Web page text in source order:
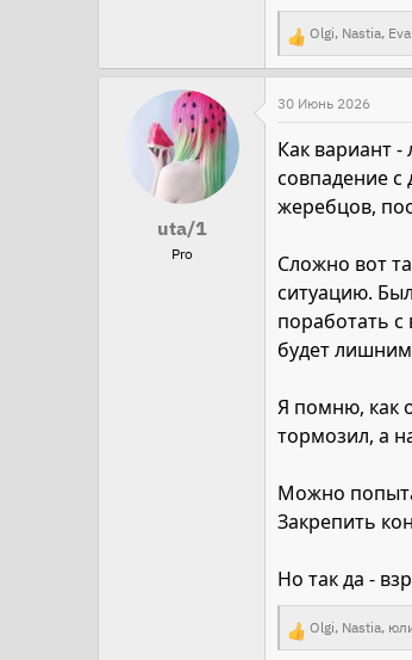
Р
е
а
ц
и
и
Olgi, Nastia,
uta/1
Pro
30 Июнь 2026
Как вариант
совпадение с
жеребцов,
Сложно вот
ситуацию.
поработать
будет
Я помню, как
тормозил, а
Можно
Закрепить
Но так да -
Р
Olgi, Nastia,